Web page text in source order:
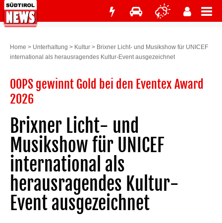
Home > Unterhaltung > Kultur > Brixner Licht- und Musikshow für UNICEF
international als herausragendes Kultur-Event ausgezeichnet
OOPS gewinnt Gold bei den Eventex Award
2026
Brixner Licht- und
Musikshow für UNICEF
international als
herausragendes Kultur-
Event ausgezeichnet